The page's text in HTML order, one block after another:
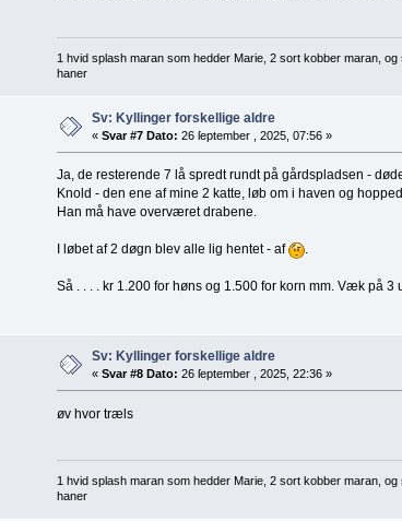
1 hvid splash maran som hedder Marie, 2 sort kobber maran,
haner
Sv: Kyllinger forskellige aldre
« Svar #7 Dato: 26 ſeptember , 2025, 07:56 »
Ja, de resterende 7 lå spredt rundt på gårdspladsen -
Knold - den ene af mine 2 katte, løb om i haven og
Han må have overværet drabene.
I løbet af 2 døgn blev alle lig hentet - af .
Så . . . . kr 1.200 for høns og 1.500 for korn mm. Væk på 3
Sv: Kyllinger forskellige aldre
« Svar #8 Dato: 26 ſeptember , 2025, 22:36 »
øv hvor træls
1 hvid splash maran som hedder Marie, 2 sort kobber maran,
haner